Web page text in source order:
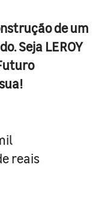
de um
Seja LEROY
reais